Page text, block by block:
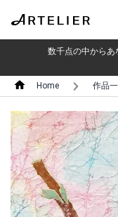
数千点の中からあ
Home 作品